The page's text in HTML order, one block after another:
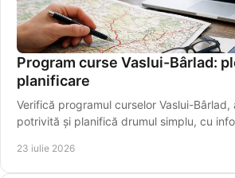
Program curse Vaslui-Bârlad:
planificare
Verifică programul curselor Vaslui-Bârlad,
potrivită și planifică drumul simplu, cu
23 iulie 2026